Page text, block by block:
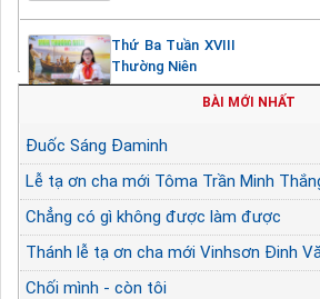
Thứ Ba Tuần XVIII
Thường Niên
BÀI MỚI NHẤT
Đuốc Sáng Đaminh
Lễ tạ ơn cha mới Tôma Trần Minh
Chẳng có gì không được làm được
Thánh lễ tạ ơn cha mới Vinhsơn Đinh
Chối mình - còn tôi